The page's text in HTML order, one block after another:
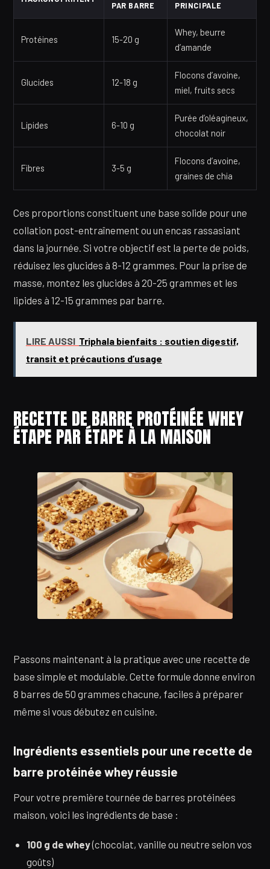
PAR BARRE PRINCIPALE
Protéines 15-20 g
Whey, beurre
d’amande
Glucides 12-18 g
Flocons d’avoine,
miel, fruits secs
Lipides 6-10 g
Purée d’oléagineux,
chocolat noir
Fibres 3-5 g
Flocons d’avoine,
graines de chia
Ces proportions constituent une base solide pour une
collation post-entraînement ou un encas rassasiant
dans la journée. Si votre objectif est la perte de poids,
réduisez les glucides à 8-12 grammes. Pour la prise de
masse, montez les glucides à 20-25 grammes et les
lipides à 12-15 grammes par barre.
LIRE AUSSI Triphala bienfaits : soutien digestif,
transit et précautions d’usage
RECETTE DE BARRE PROTÉINÉE WHEY
ÉTAPE PAR ÉTAPE À LA MAISON
Passons maintenant à la pratique avec une recette de
base simple et modulable. Cette formule donne environ
8 barres de 50 grammes chacune, faciles à préparer
même si vous débutez en cuisine.
Ingrédients essentiels pour une recette de
barre protéinée whey réussie
Pour votre première tournée de barres protéinées
maison, voici les ingrédients de base :
100 g de whey(chocolat, vanille ou neutre selon vos
goûts)